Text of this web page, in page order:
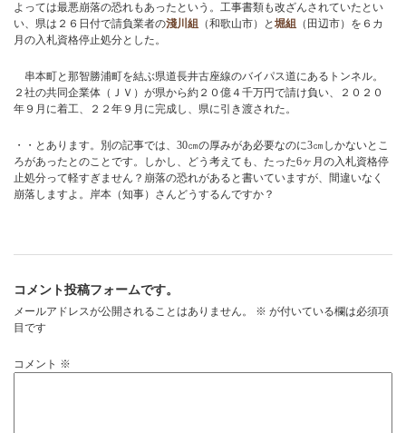
よっては最悪崩落の恐れもあったという。工事書類も改ざんされていたとい
い、県は２６日付で請負業者の淺川組 （和歌山市）と 堀組
（田辺市）を６カ
月の入札資格停止処分とした。
串本町と那智勝浦町を結ぶ県道長井古座線のバイパス道にあるトンネル。
２社の共同企業体（ＪＶ）が県から約２０億４千万円で請け負い、２０２０
年９月に着工、２２年９月に完成し、県に引き渡された。
・・とあります。別の記事では、30㎝の厚みがあ必要なのに3㎝しかないとこ
ろがあったとのことです。しかし、どう考えても、たった6ヶ月の入札資格停
止処分って軽すぎません？崩落の恐れがあると書いていますが、間違いなく
崩落しますよ。岸本（知事）さんどうするんですか？
コメント投稿フォームです。
メールアドレスが公開されることはありません。 ※ が付いている欄は必須項
目です
コメント ※